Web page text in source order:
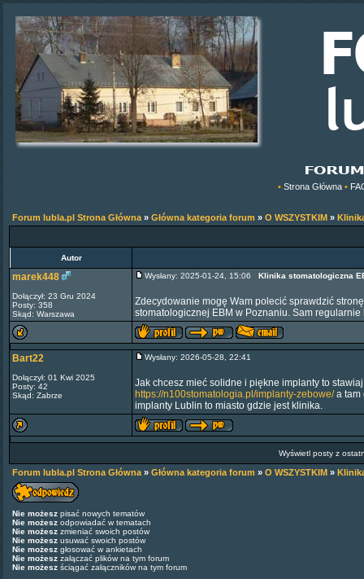
• Strona Główna •
Forum lubla.pl Strona Główna » Główna kategoria forum » O WSZYSTKIM »
Autor
marek448
Dołączył: 23 Gru 2024
Posty: 358
Skąd: Warszawa
Wysłany: 2025-01-24, 15:06 Klinika stomatologiczna
Zdecydowanie mogę Wam polecić sprawdzić
stomatologicznej EBM w Poznaniu. Sam
Bart22
Dołączył: 01 Kwi 2025
Posty: 42
Skąd: Zabrze
Wysłany: 2026-05-28, 22:41
Jak chcesz mieć solidne i piękne implanty to
https://n100stomatologia.pl/implanty-zebowe/a tam
implanty Lublin to miasto gdzie jest klinika.
Wyświetl posty z
Forum lubla.pl Strona Główna » Główna kategoria forum » O WSZYSTKIM »
Nie możesz pisać nowych tematów
Nie możesz odpowiadać w tematach
Nie możesz zmieniać swoich postów
Nie możesz usuwać swoich postów
Nie możesz głosować w ankietach
Nie możesz załączać plików na tym forum
Nie możesz ściągać załączników na tym forum